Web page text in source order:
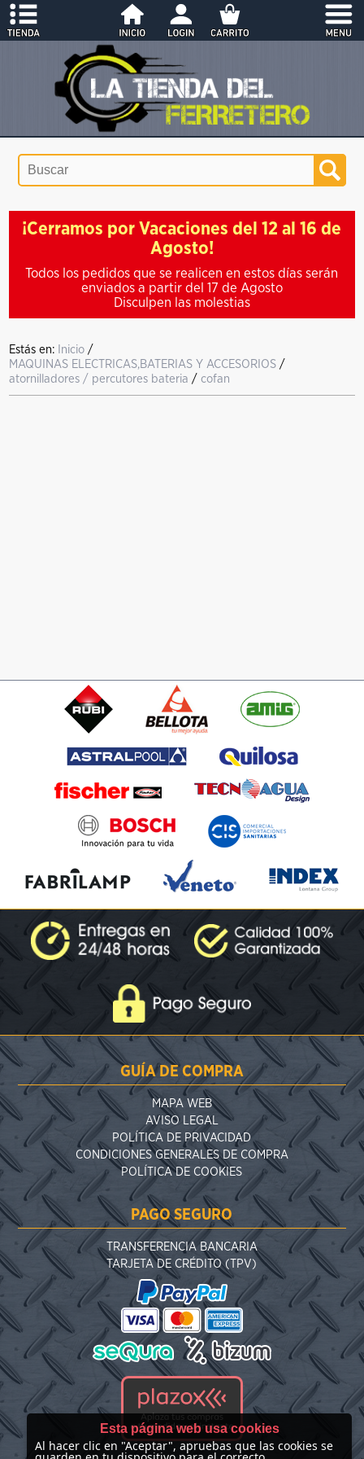
¡Cerramos por Vacaciones del 12 al 16 de
Agosto!
Todos los pedidos que se realicen en estos días serán
enviados a partir del 17 de Agosto
Disculpen las molestias
Estás en: Inicio /
MAQUINAS ELECTRICAS,BATERIAS Y ACCESORIOS /
atornilladores / percutores bateria /cofan
GUÍA DE COMPRA
MAPA WEB
AVISO LEGAL
POLÍTICA DE PRIVACIDAD
CONDICIONES GENERALES DE COMPRA
POLÍTICA DE COOKIES
PAGO SEGURO
TRANSFERENCIA BANCARIA
TARJETA DE CRÉDITO (TPV)
Esta página web usa cookies
Al hacer clic en "Aceptar", apruebas que las cookies se